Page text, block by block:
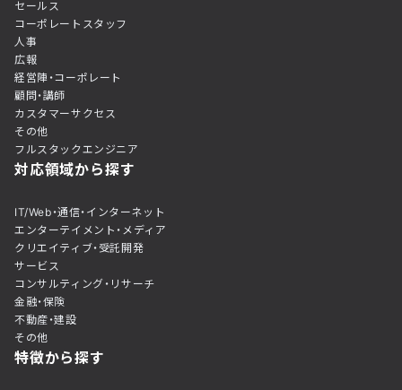
セールス
コーポレートスタッフ
人事
広報
経営陣・コーポレート
顧問・講師
カスタマーサクセス
その他
フルスタックエンジニア
対応領域から探す
IT/Web・通信・インターネット
エンターテイメント・メディア
クリエイティブ・受託開発
サービス
コンサルティング・リサーチ
金融・保険
不動産・建設
その他
特徴から探す